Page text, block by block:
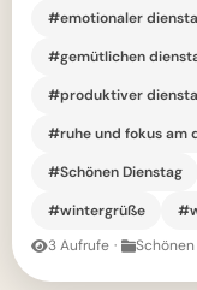
#emotionaler
#gemütlichen
#produktiver
#ruhe und fokus am
#Schönen Dienstag
#wintergrüße
3 Aufrufe ·